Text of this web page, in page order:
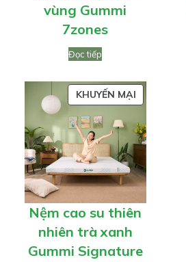
vùng Gummi
7zones
Đọc tiếp
KHUYẾN MẠISẢN
PHẨM
ĐANG
GIẢM
GIÁ
Nệm cao su thiên
nhiên trà xanh
Gummi Signature